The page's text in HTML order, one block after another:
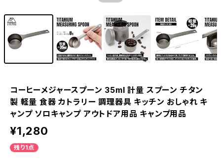
コーヒーメジャースプーン 35ml 計量 スプーン チタン
製 軽量 食器 カトラリー 調理器具 キッチン おしゃれ キ
ャンプ ソロキャンプ アウトドア用品 キャンプ用品
¥1,280
残り1点